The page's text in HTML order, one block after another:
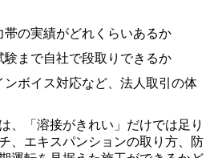
帯の実績がどれくらいあるか
験まで自社で段取りできるか
ンボイス対応など、法人取引の体
、「溶接がきれい」だけでは足り
、エキスパンションの取り方、防